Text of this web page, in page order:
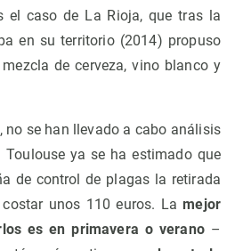
el caso de La Rioja, que tras la
en su territorio (2014) propuso
de cerveza, vino blanco y
no se han llevado a cabo análisis
Toulouse ya se ha estimado que
de control de plagas la retirada
unos 110 euros. Lamejor
es en primavera o verano–